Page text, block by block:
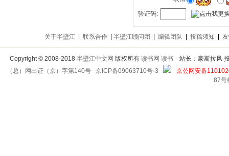
验证码:
关于半壁江 联系合作 半壁江顾问团 编辑团队 投稿须知
Copyright©2008-2018 半壁江中文网 版权所有 读书网 读书
站长：豪斯拉风
（总）网出证（京）字第140号 京ICP备09063710号-3
京公网安备
87号